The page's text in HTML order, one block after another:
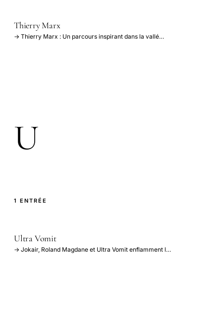
Thierry Marx
→ Thierry Marx : Un parcours inspirant dans la vallé…
U
1 ENTRÉE
Ultra Vomit
→ Jokair, Roland Magdane et Ultra Vomit enflamment l…